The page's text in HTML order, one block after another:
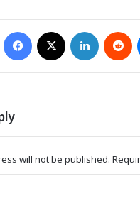
Facebook LinkedIn
will not be published.